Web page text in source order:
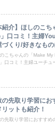
紹介】ほしのこ
口コミ！主婦
づくり/好きなも
しのこCH
こちゃんの「Make
口コミ！主婦ユーチュ
の先取り学習にお
リットも紹介！
先取り学習におすすめ